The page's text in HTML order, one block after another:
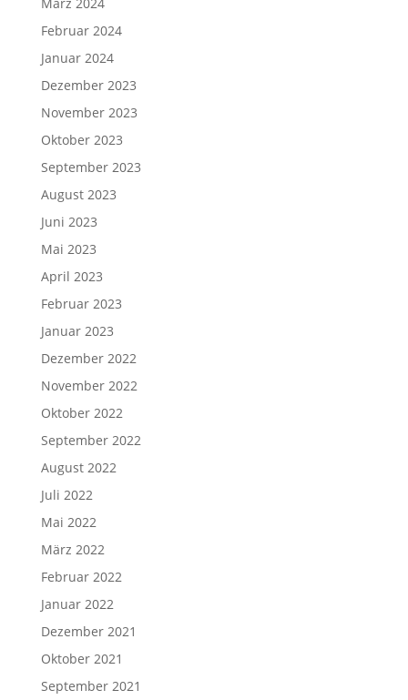
Februar 2024
Januar 2024
Dezember 2023
November 2023
Oktober 2023
September 2023
August 2023
Juni 2023
Mai 2023
April 2023
Februar 2023
Januar 2023
Dezember 2022
November 2022
Oktober 2022
September 2022
August 2022
Juli 2022
Mai 2022
März 2022
Februar 2022
Januar 2022
Dezember 2021
Oktober 2021
September 2021